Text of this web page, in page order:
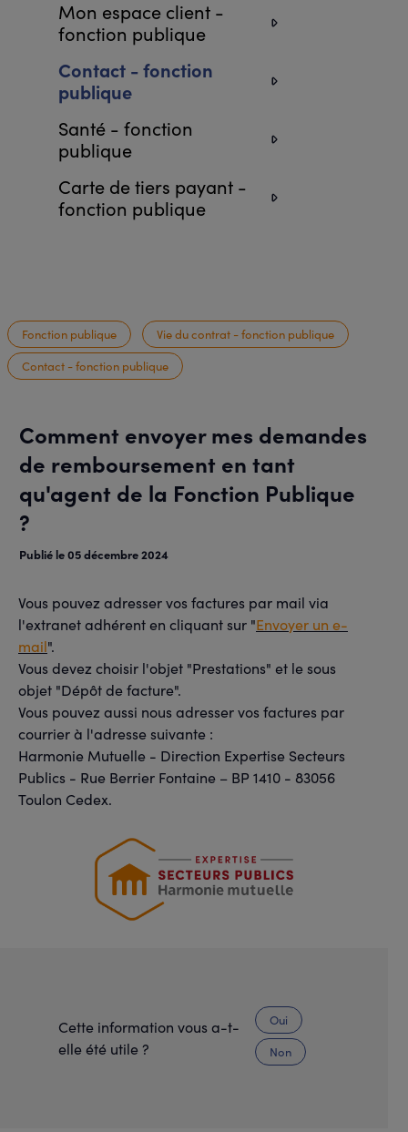
Mon espace client -
fonction publique
Contact - fonction
publique
Santé - fonction
publique
Carte de tiers payant -
fonction publique
Fonction publique
Vie du contrat - fonction publique
Contact - fonction publique
Comment envoyer mes demandes
de remboursement en tant
qu'agent de la Fonction Publique
?
Publié le 05 décembre 2024
Vous pouvez adresser vos factures par mail via
l'extranet adhérent en cliquant sur "Envoyer un e-
mail".
Vous devez choisir l'objet "Prestations" et le sous
objet "Dépôt de facture".
Vous pouvez aussi nous adresser vos factures par
courrier à l'adresse suivante :
Harmonie Mutuelle - Direction Expertise Secteurs
Publics - Rue Berrier Fontaine – BP 1410 - 83056
Toulon Cedex.
Cette information vous a-t-
elle été utile ?
Oui
Non